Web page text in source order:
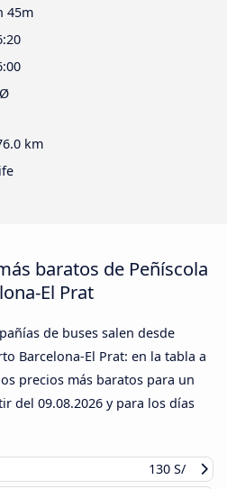
45m
km
baratos de Peñíscola
El Prat
de buses salen desde
Barcelona-El Prat: en la tabla a
precios más baratos para un
del 09.08.2026 y para los días
130 S/